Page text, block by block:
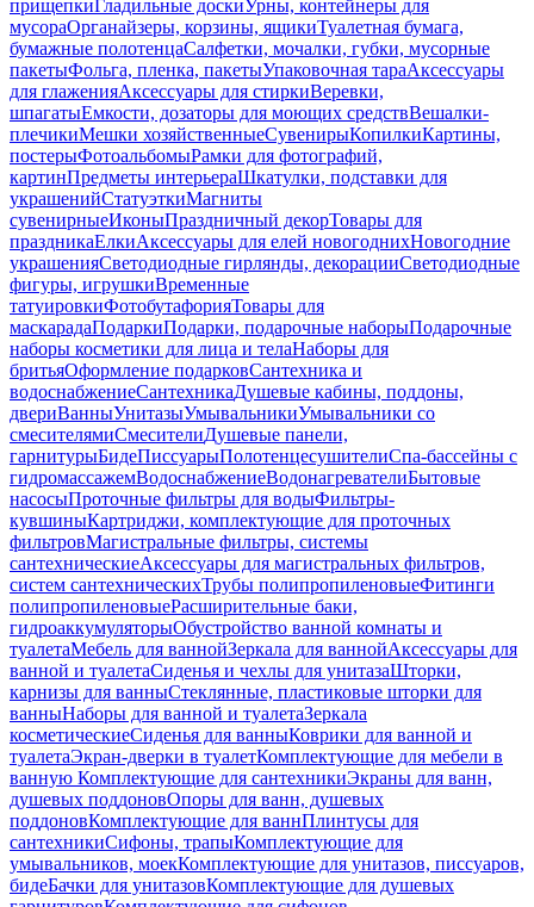
прищепкиГладильные доскиУрны, контейнеры для
мусораОрганайзеры, корзины, ящикиТуалетная бумага,
бумажные полотенцаСалфетки, мочалки, губки, мусорные
пакетыФольга, пленка, пакетыУпаковочная тараАксессуары
для глаженияАксессуары для стиркиВеревки,
шпагатыЕмкости, дозаторы для моющих средствВешалки-
плечикиМешки хозяйственныеСувенирыКопилкиКартины,
постерыФотоальбомыРамки для фотографий,
картинПредметы интерьераШкатулки, подставки для
украшенийСтатуэткиМагниты
сувенирныеИконыПраздничный декорТовары для
праздникаЕлкиАксессуары для елей новогоднихНовогодние
украшенияСветодиодные гирлянды, декорацииСветодиодные
фигуры, игрушкиВременные
татуировкиФотобутафорияТовары для
маскарадаПодаркиПодарки, подарочные наборыПодарочные
наборы косметики для лица и телаНаборы для
бритьяОформление подарковСантехника и
водоснабжениеСантехникаДушевые кабины, поддоны,
двериВанныУнитазыУмывальникиУмывальники со
смесителямиСмесителиДушевые панели,
гарнитурыБидеПиссуарыПолотенцесушителиСпа-бассейны с
гидромассажемВодоснабжениеВодонагревателиБытовые
насосыПроточные фильтры для водыФильтры-
кувшиныКартриджи, комплектующие для проточных
фильтровМагистральные фильтры, системы
сантехническиеАксессуары для магистральных фильтров,
систем сантехническихТрубы полипропиленовыеФитинги
полипропиленовыеРасширительные баки,
гидроаккумуляторыОбустройство ванной комнаты и
туалетаМебель для ваннойЗеркала для ваннойАксессуары для
ванной и туалетаСиденья и чехлы для унитазаШторки,
карнизы для ванныСтеклянные, пластиковые шторки для
ванныНаборы для ванной и туалетаЗеркала
косметическиеСиденья для ванныКоврики для ванной и
туалетаЭкран-дверки в туалетКомплектующие для мебели в
ванную Комплектующие для сантехникиЭкраны для ванн,
душевых поддоновОпоры для ванн, душевых
поддоновКомплектующие для ваннПлинтусы для
сантехникиСифоны, трапыКомплектующие для
умывальников, моекКомплектующие для унитазов, писсуаров,
бидеБачки для унитазовКомплектующие для душевых